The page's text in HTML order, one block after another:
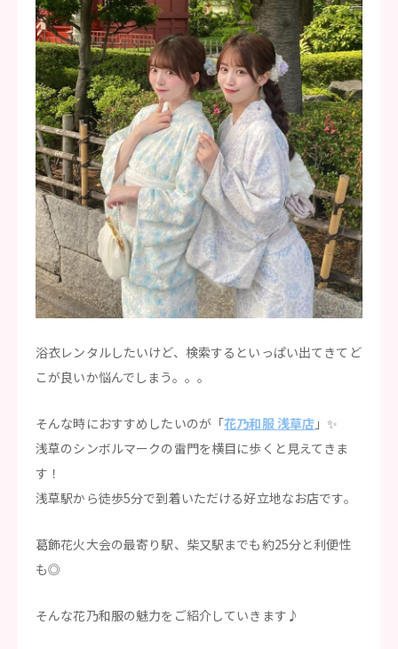
浴衣レンタルしたいけど、検索するといっぱい出てきてど
こが良いか悩んでしまう。。。
そんな時におすすめしたいのが「花乃和服 浅草店 」✨
浅草のシンボルマークの雷門を横目に歩くと見えてきま
す！
浅草駅から徒歩5分で到着いただける好立地なお店です。
葛飾花火大会の最寄り駅、柴又駅までも約25分と利便性
も◎
そんな花乃和服の魅力をご紹介していきます♪